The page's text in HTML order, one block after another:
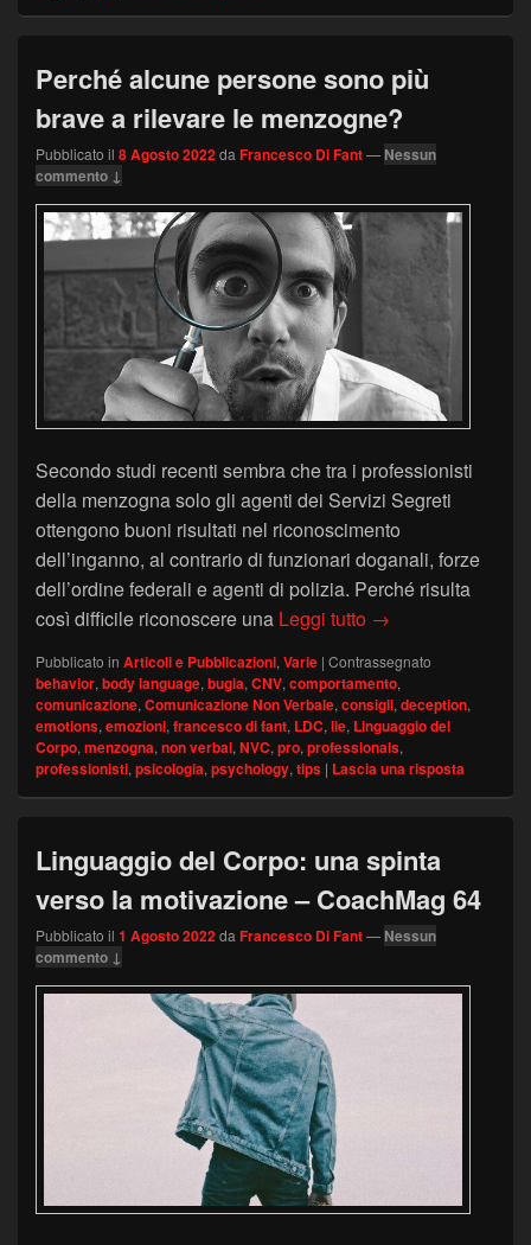
Perché alcune persone sono più
brave a rilevare le menzogne?
Pubblicato il 8 Agosto 2022da Francesco Di Fant— Nessun
commento ↓
Secondo studi recenti sembra che tra i professionisti
della menzogna solo gli agenti dei Servizi Segreti
ottengono buoni risultati nel riconoscimento
dell’inganno, al contrario di funzionari doganali, forze
dell’ordine federali e agenti di polizia. Perché risulta
così difficile riconoscere una Leggi tutto Perché alcune
→
Pubblicato in Articoli e Pubblicazioni, Varie | Contrassegnato
behavior, body language, bugia, CNV, comportamento,
comunicazione, Comunicazione Non Verbale, consigli, deception,
emotions, emozioni, francesco di fant, LDC, lie, Linguaggio del
Corpo, menzogna, non verbal, NVC, pro, professionals,
professionisti, psicologia, psychology, tips | Lascia una risposta
Linguaggio del Corpo: una spinta
verso la motivazione – CoachMag 64
Pubblicato il 1 Agosto 2022da Francesco Di Fant— Nessun
commento ↓